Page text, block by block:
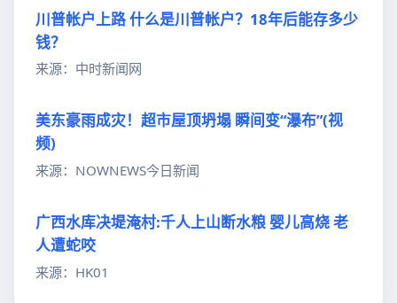
川普帐户上路 什么是川普帐户？18年后能存多少
钱？
来源：中时新闻网
美东豪雨成灾！超市屋顶坍塌 瞬间变“瀑布”(视
频)
来源：NOWNEWS今日新闻
广西水库决堤淹村:千人上山断水粮 婴儿高烧 老
人遭蛇咬
来源：HK01